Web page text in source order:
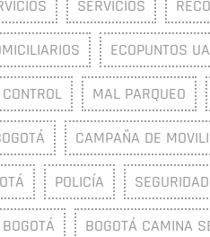
SERVICIOS
ECOPUNTOS
MAL PARQUEO
CAMPAÑA DE
POLICÍA
BOGOTÁ CAMINA